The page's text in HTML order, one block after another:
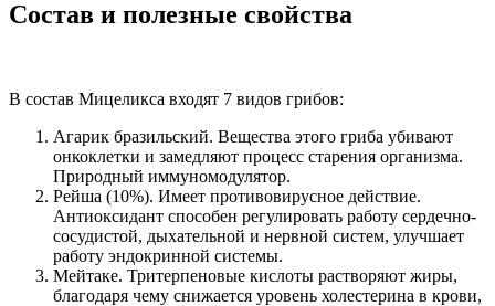
Состав и полезные свойства
В состав Мицеликса входят 7 видов грибов:
Агарик бразильский. Вещества этого гриба убивают
онкоклетки и замедляют процесс старения организма.
Природный иммуномодулятор.
Рейша (10%). Имеет противовирусное действие.
Антиоксидант способен регулировать работу сердечно-
сосудистой, дыхательной и нервной систем, улучшает
работу эндокринной системы.
Мейтаке. Тритерпеновые кислоты растворяют жиры,
благодаря чему снижается уровень холестерина в крови,